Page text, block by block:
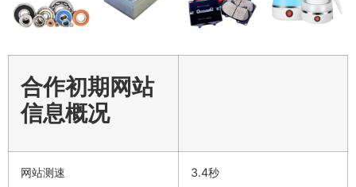
合作初期网站
信息概况
网站测速 3.4秒